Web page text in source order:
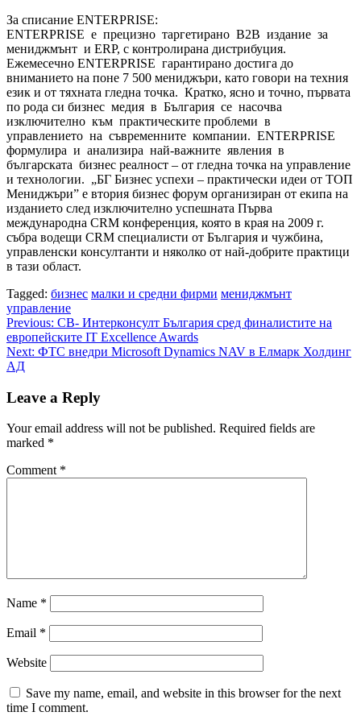
За списание ENTERPRISE:
ENTERPRISE е прецизно таргетирано B2B издание за
мениджмънт и ERP, с контролирана дистрибуция.
Ежемесечно ENTERPRISE гарантирано достига до
вниманието на поне 7 500 мениджъри, като говори на техния
език и от тяхната гледна точка. Кратко, ясно и точно, първата
по рода си бизнес медия в България се насочва
изключително към практическите проблеми в
управлението на съвременните компании. ENTERPRISE
формулира и анализира най-важните явления в
българската бизнес реалност – от гледна точка на управление
и технологии. „БГ Бизнес успехи – практически идеи от ТОП
Мениджъри” е втория бизнес форум организиран от екипа на
изданието след изключително успешната Първа
международна CRM конференция, която в края на 2009 г.
събра водещи CRM специалисти от България и чужбина,
управленски консултанти и няколко от най-добрите практици
в тази област.
Tagged: бизнес малки и средни фирми мениджмънт
управление
Post
navigation
Previous: CB- Интерконсулт България сред финалистите на
европейските IT Excellence Awards
Next: ФТС внедри Microsoft Dynamics NAV в Елмарк Холдинг
АД
Leave a Reply
Your email address will not be published. Required fields are
marked *
Comment *
Name *
Email *
Website
Save my name, email, and website in this browser for the next
time I comment.